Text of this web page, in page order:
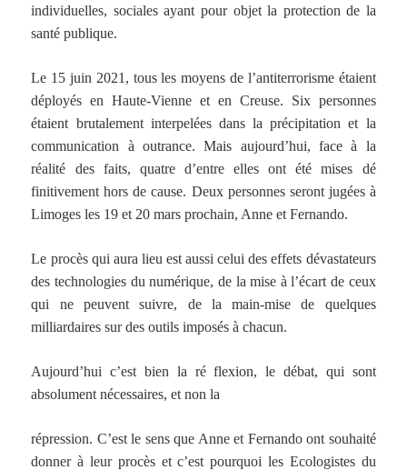
individuelles, sociales ayant pour objet la protection de la
santé publique.
Le 15 juin 2021, tous les moyens de l’antiterrorisme étaient
déployés en Haute-Vienne et en Creuse. Six personnes
étaient brutalement interpelées dans la précipitation et la
communication à outrance. Mais aujourd’hui, face à la
réalité des faits, quatre d’entre elles ontété mises dé
finitivement hors de cause. Deux personnes seront jugées à
Limoges les 19 et 20mars prochain, Anne et Fernando.
Le procès qui aura lieu est aussi celui des effets dévastateurs
des technologies du numérique, de la mise à l’écart de ceux
qui ne peuvent suivre, de la main-mise de quelques
milliardairessur des outils imposés à chacun.
Aujourd’hui c’est bien la ré flexion, le débat, qui sont
absolument nécessaires, et non la
répression. C’est le sens que Anne et Fernando ont souhaité
donner à leur procès et c’estpourquoi les Ecologistes du